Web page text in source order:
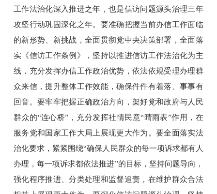
工作法治化深入推进之年，也是信访问题源头治理三年
攻坚行动巩固深化之年。要准确把握当前办信工作面临
的新形势、新挑战，全面贯彻党中央决策部署，全面落
实《信访工作条例》，坚持以推进信访工作法治化为主
线，充分发挥办信工作政治优势，依法依规受理办理群
众来信，提升整体工作效能，确保件件有着落、事事有
回音。要牢牢把握正确政治方向，架好党和政府与人民
群众的“连心桥”，充分发挥社情民意“晴雨表”作用，在
服务党和国家工作大局上展现更大作为。要全面落实法
治化要求，紧紧围绕“确保人民群众的每一项诉求都有人
办理，每一项诉求都依法推进”的目标，坚持问题导向，
强化程序推进、分类处理和监督追责，在维护群众合法